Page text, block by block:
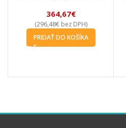
364,67€
(296,48€bez DPH)
PRIDAŤ DO KOŠÍKA